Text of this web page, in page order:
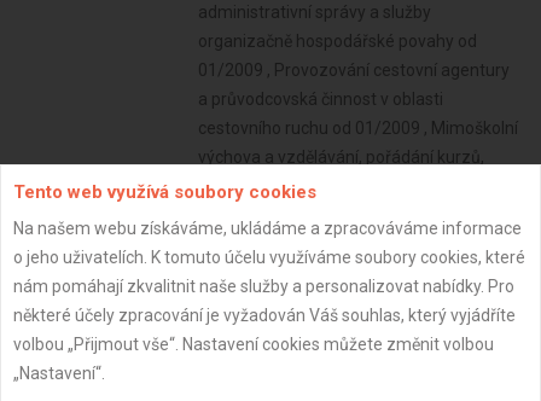
Tento web využívá soubory cookies
Na našem webu získáváme, ukládáme a zpracováváme informace
o jeho uživatelích. K tomuto účelu využíváme soubory cookies, které
nám pomáhají zkvalitnit naše služby a personalizovat nabídky. Pro
některé účely zpracování je vyžadován Váš souhlas, který vyjádříte
volbou „Přijmout vše“. Nastavení cookies můžete změnit volbou
„Nastavení“.